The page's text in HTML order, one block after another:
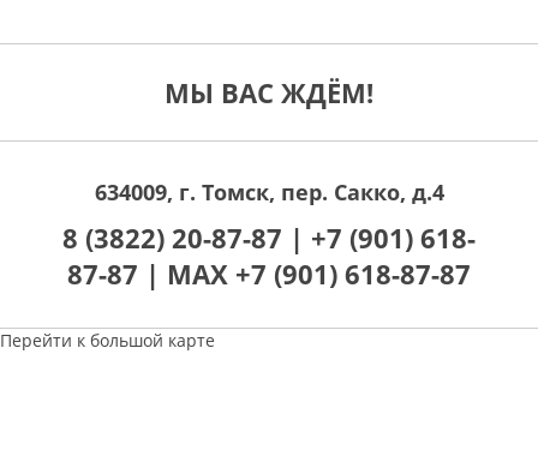
МЫ ВАС ЖДЁМ!
634009, г. Томск, пер. Сакко, д.4
8 (3822) 20-87-87 | +7 (901) 618-
87-87 | MAX +7 (901) 618-87-87
Перейти к большой карте